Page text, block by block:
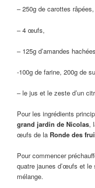
– 250g de carottes râpées,
– 4 œufs,
– 125g d’amandes
-100g de farine, 200g de
– le jus et le zeste d’un
Pour les ingrédients
grand jardin de Nicolas,
œufs de la Ronde des
Pour commencer
quatre jaunes d’œufs et le
mélange.